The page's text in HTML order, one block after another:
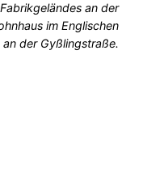
an der
im Englischen
an der Gyßlingstraße.